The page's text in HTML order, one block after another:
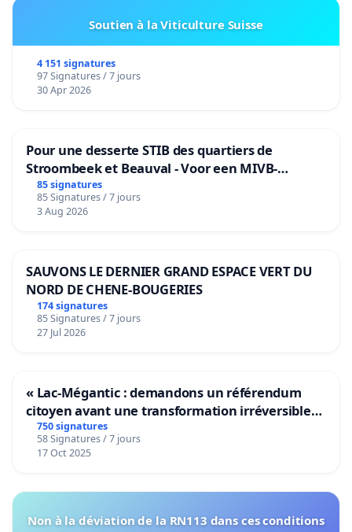
Soutien à la Viticulture Suisse
4 151 signatures
97 Signatures / 7 jours
30 Apr 2026
Pour une desserte STIB des quartiers de
Stroombeek et Beauval - Voor een MIVB-
bediening van de wijken Strombeek en Het
Voor
85 signatures
85 Signatures / 7 jours
3 Aug 2026
SAUVONS LE DERNIER GRAND ESPACE VERT DU
NORD DE CHENE-BOUGERIES
174 signatures
85 Signatures / 7 jours
27 Jul 2026
« Lac-Mégantic : demandons un référendum
citoyen avant une transformation irréversible
de notre territoire »
750 signatures
58 Signatures / 7 jours
17 Oct 2025
Non à la déviation de la RN113 dans ces conditions